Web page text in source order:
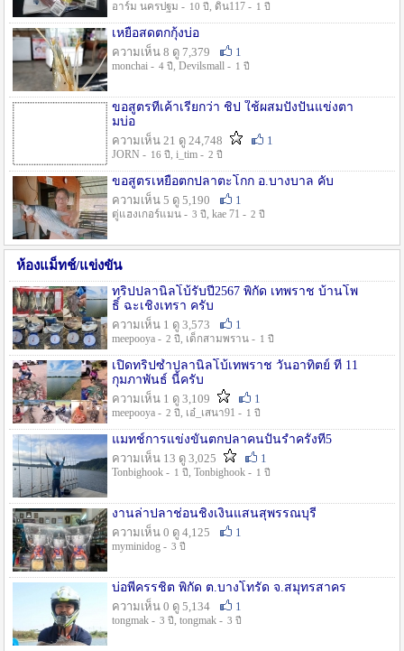
อาร์ม นครปฐม - 10 ปี , ดิน117 - 1 ปี
เหยื่อสดตกกุ้งบ่อ
ความเห็น 8 ดู 7,379
1
monchai - 4 ปี , Devilsmall - 1 ปี
ขอสูตรที่เค้าเรียกว่า ชิป ใช้ผสมปังปั่นแข่งตา
มบ่อ
ความเห็น 21 ดู 24,748
1
JORN - 16 ปี , i_tim - 2 ปี
ขอสูตรเหยื่อตกปลาตะโกก อ.บางบาล คับ
ความเห็น 5 ดู 5,190
1
ตู่แฮงเกอร์แมน - 3 ปี , kae 71 - 2 ปี
ห้องแม็ทช์/แข่งขัน
ทริปปลานิลโบ้รับปี2567 พิกัด เทพราช บ้านโพ
ธิ์ ฉะเชิงเทรา ครับ
ความเห็น 1 ดู 3,573
1
meepooya - 2 ปี , เด็กสามพราน - 1 ปี
เปิดทริปซ้ำปลานิลโบ้เทพราช วันอาทิตย์ ที่ 11
กุมภาพันธ์ นี้ครับ
ความเห็น 1 ดู 3,109
1
meepooya - 2 ปี , เอ๋_เสนา91 - 1 ปี
แมทช์การแข่งขั้นตกปลาคนปั้นรำครั้งที่5
ความเห็น 13 ดู 3,025
1
Tonbighook - 1 ปี , Tonbighook - 1 ปี
งานล่าปลาช่อนชิงเงินแสนสุพรรณบุรี
ความเห็น 0 ดู 4,125
1
myminidog - 3 ปี
บ่อพี่ครรชิต พิกัด ต.บางโทรัด จ.สมุทรสาคร
ความเห็น 0 ดู 5,134
1
tongmak - 3 ปี , tongmak - 3 ปี